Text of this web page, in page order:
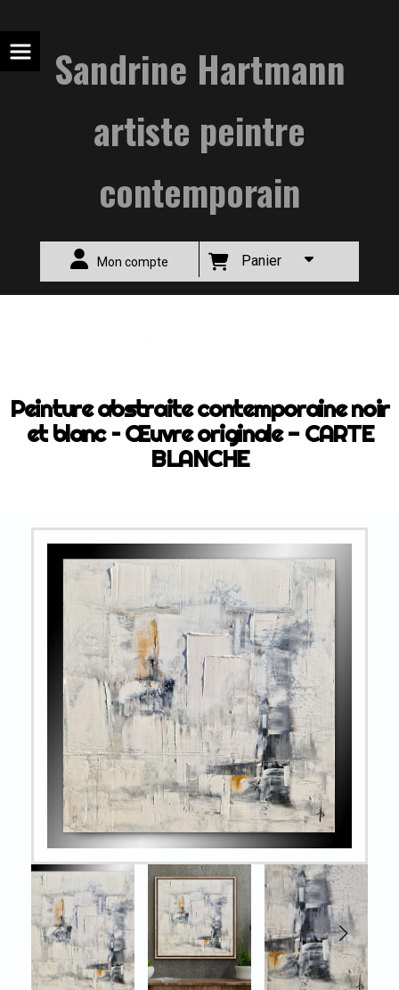
Sandrine Hartmann
artiste peintre
contemporain
Mon compte Panier
Peinture abstraite contemporaine noir
et blanc – Œuvre originale - CARTE
BLANCHE